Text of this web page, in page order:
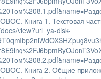
Книга 1. Текстовая
view?url=ya-disk-
ОВОС. Книга 2. Общие